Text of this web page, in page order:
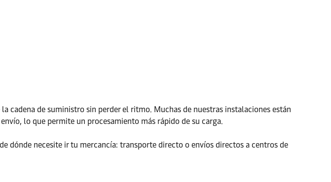
cadena de suministro sin perder el ritmo. Muchas de nuestras instalaciones están
lo que permite un procesamiento más rápido de su carga.
dónde necesite ir tu mercancía: transporte directo o envíos directos a centros de